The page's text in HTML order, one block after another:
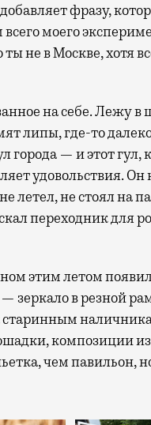
фразу,
всего моего
не в Москве, хотя
на себе. Лежу в
липы, где-то
города — и этот гул,
удовольствия.
летел, не стоял на
переходник для
этим летом
зеркало в резной
композиции из
чем павильон,